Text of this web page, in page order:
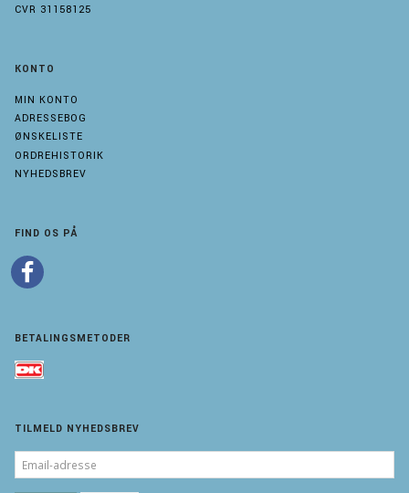
CVR 31158125
KONTO
MIN KONTO
ADRESSEBOG
ØNSKELISTE
ORDREHISTORIK
NYHEDSBREV
FIND OS PÅ
BETALINGSMETODER
TILMELD NYHEDSBREV
EMAIL-
ADRESSE